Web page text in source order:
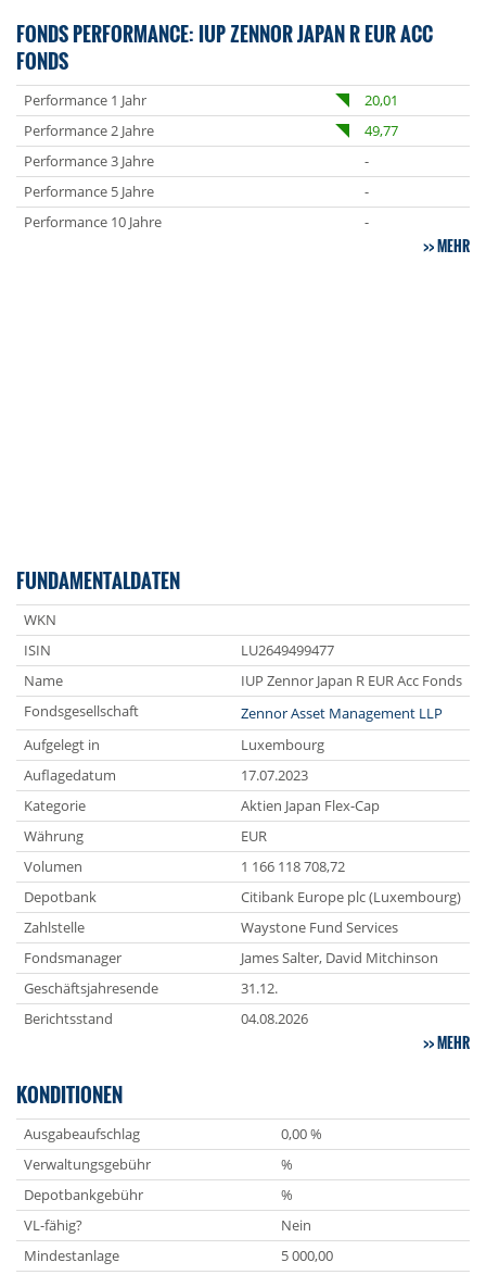
FONDS PERFORMANCE: IUP ZENNOR JAPAN R EUR ACC
FONDS
Performance 1 Jahr
20,01
Performance 2 Jahre
49,77
Performance 3 Jahre
-
Performance 5 Jahre
-
Performance 10 Jahre
-
MEHR
FUNDAMENTALDATEN
WKN
ISIN
LU2649499477
Name
IUP Zennor Japan R EUR Acc Fonds
Fondsgesellschaft
Zennor Asset Management LLP
Aufgelegt in
Luxembourg
Auflagedatum
17.07.2023
Kategorie
Aktien Japan Flex-Cap
Währung
EUR
Volumen
1 166 118 708,72
Depotbank
Citibank Europe plc (Luxembourg)
Zahlstelle
Waystone Fund Services
Fondsmanager
James Salter, David Mitchinson
Geschäftsjahresende
31.12.
Berichtsstand
04.08.2026
MEHR
KONDITIONEN
Ausgabeaufschlag
0,00 %
Verwaltungsgebühr
%
Depotbankgebühr
%
VL-fähig?
Nein
Mindestanlage
5 000,00